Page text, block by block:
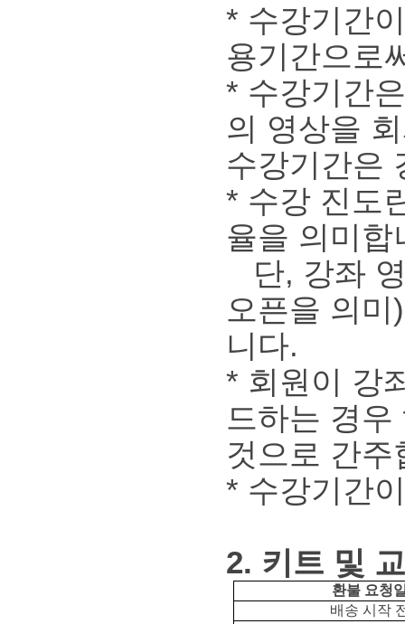
* 수강기간
용기간으로
* 수강기간
의 영상을
수강기간은
* 수강 진도
율을 의미합
단, 강좌
오픈을 의
니다.
* 회원이 강
드하는 경
것으로 간주
* 수강기간
2. 키트 및
환불 요청
배송 시작